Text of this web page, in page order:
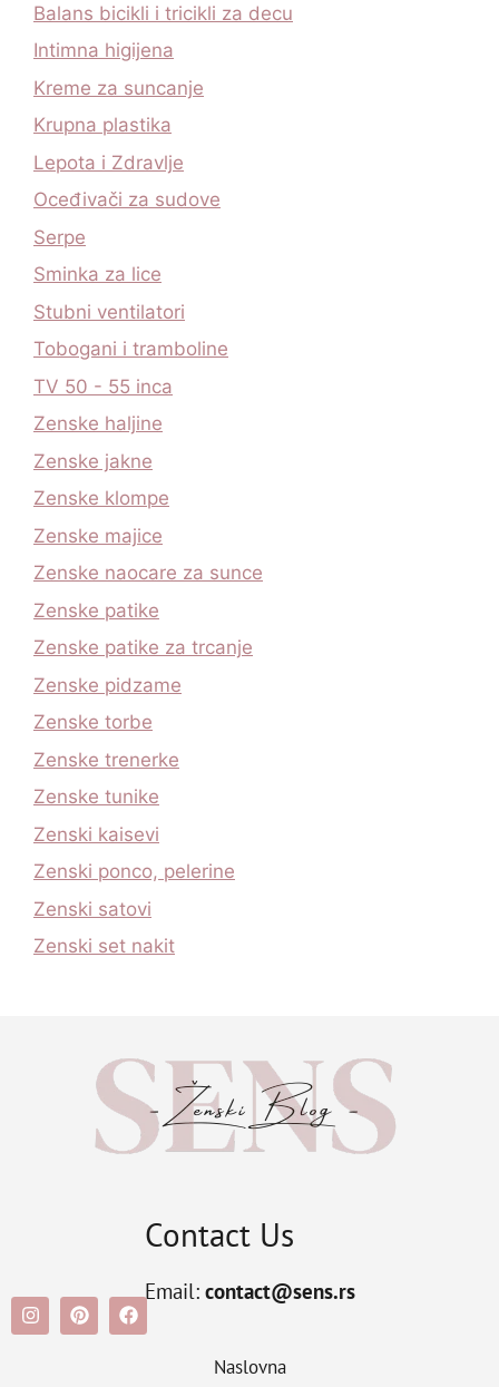
Balans bicikli i tricikli za decu
Intimna higijena
Kreme za suncanje
Krupna plastika
Lepota i Zdravlje
Oceđivači za sudove
Serpe
Sminka za lice
Stubni ventilatori
Tobogani i tramboline
TV 50 - 55 inca
Zenske haljine
Zenske jakne
Zenske klompe
Zenske majice
Zenske naocare za sunce
Zenske patike
Zenske patike za trcanje
Zenske pidzame
Zenske torbe
Zenske trenerke
Zenske tunike
Zenski kaisevi
Zenski ponco, pelerine
Zenski satovi
Zenski set nakit
Contact Us
Email: contact@sens.rs
Naslovna